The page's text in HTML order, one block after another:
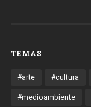
TEMAS
#arte #cultura
#medioambiente